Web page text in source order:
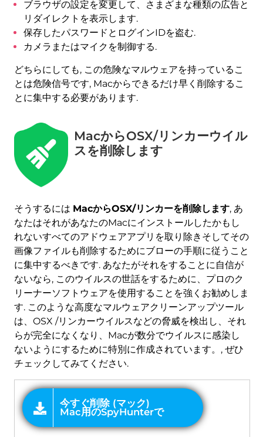
ブラウザの設定を変更して、さまざまな種類の広告と
リダイレクトを表示します.
保存したパスワードとログインIDを盗む.
カメラまたはマイクを制御する.
どちらにしても, この危険なマルウェアを持っているこ
とは危険信号です, Macからできるだけ早く削除するこ
とに集中する必要があります.
MacからOSX/リンカーウイル
スを削除します
そうするには MacからOSX/リンカーを削除します, あ
なたはそれがあなたのMacにインストールしたかもし
れないすべてのアドウェアアプリを取り除きそしてその
画像ファイルも削除するためにブローの手順に従うこと
に集中するべきです. あなたがそれをすることに自信が
ないなら, このウイルスの世話をするために、プロのク
リーナーソフトウェアを使用することを強くお勧めしま
す. このような高度なマルウェアクリーンアップツール
は、OSX /リンカーウイルスなどの脅威を検出し、それ
らが完全になくなり、Macが数分でウイルスに感染し
ないようにするために特別に作成されています。, ぜひ
チェックしてみてください.
Mac用のSpyHunterで